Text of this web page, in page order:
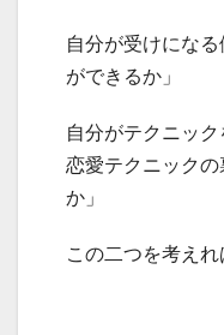
自分が受けにな
ができるか」
自分がテクニッ
恋愛テクニック
か」
この二つを考えれ